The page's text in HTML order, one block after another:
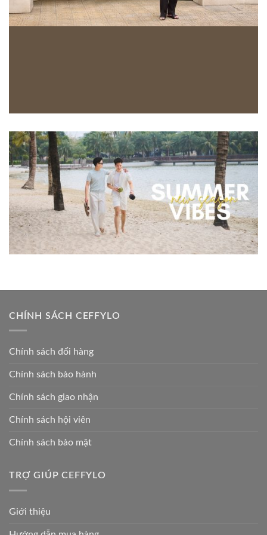
CHÍNH SÁCH CEFFYLO
Chính sách đổi hàng
Chính sách bảo hành
Chính sách giao nhận
Chính sách hội viên
Chính sách bảo mật
TRỢ GIÚP CEFFYLO
Giới thiệu